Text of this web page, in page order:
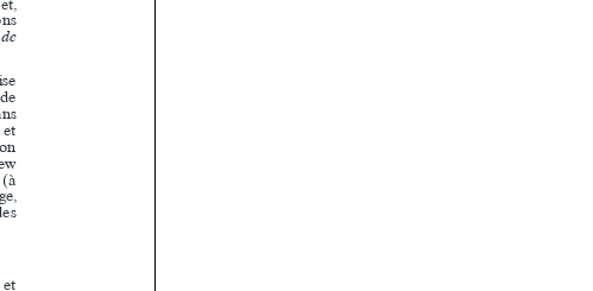











